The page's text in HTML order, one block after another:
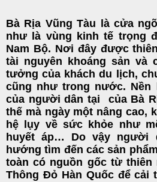
Bà Rịa Vũng Tàu là cửa
như là vùng kinh tế trọng
Nam Bộ. Nơi đây được
tài nguyên khoáng sản và
tưởng của khách du lịch,
cũng như trong nước. Nền
của người dân tại của Bà
thế mà ngày một nâng cao,
hệ lụy về sức khỏe như
huyết áp… Do vậy người
hướng tìm đến các sản
toàn có nguồn gốc từ thiên
Thông Đỏ Hàn Quốc để cải